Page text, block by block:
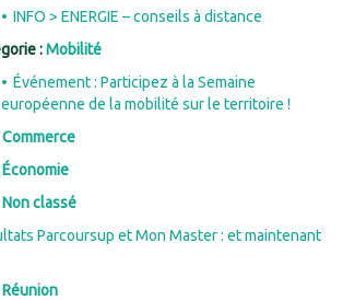
INFO > ENERGIE – conseils à distance
:Mobilité
Événement : Participez à la Semaine
européenne de la mobilité sur le territoire !
Commerce
Économie
Non classé
Parcoursup et Mon Master : et maintenant
Réunion